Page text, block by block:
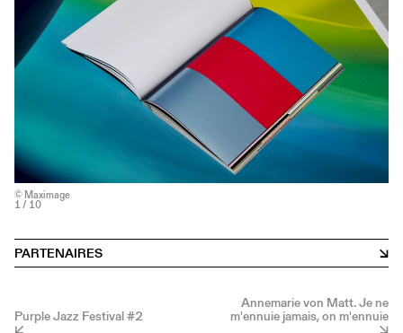
© Maximage
1 / 10
PARTENAIRES
Purple Jazz Festival #2
Annemarie von Matt. Je ne
m'ennuie jamais, on m'ennuie